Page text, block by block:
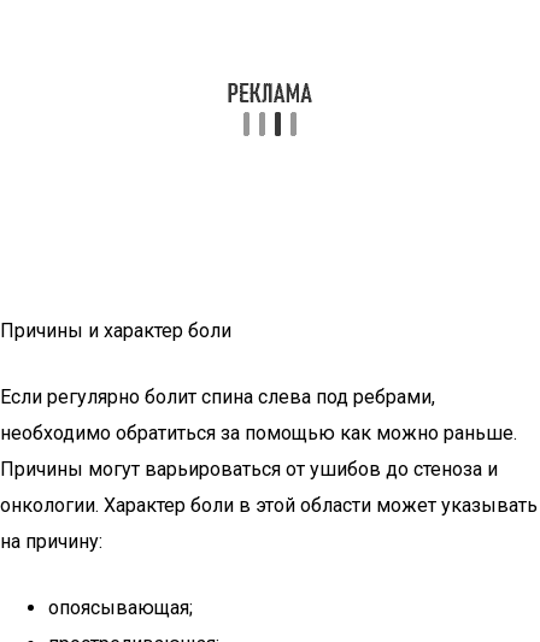
Причины и характер боли
Если регулярно болит спина слева под ребрами,
необходимо обратиться за помощью как можно раньше.
Причины могут варьироваться от ушибов до стеноза и
онкологии. Характер боли в этой области может указывать
на причину:
опоясывающая;